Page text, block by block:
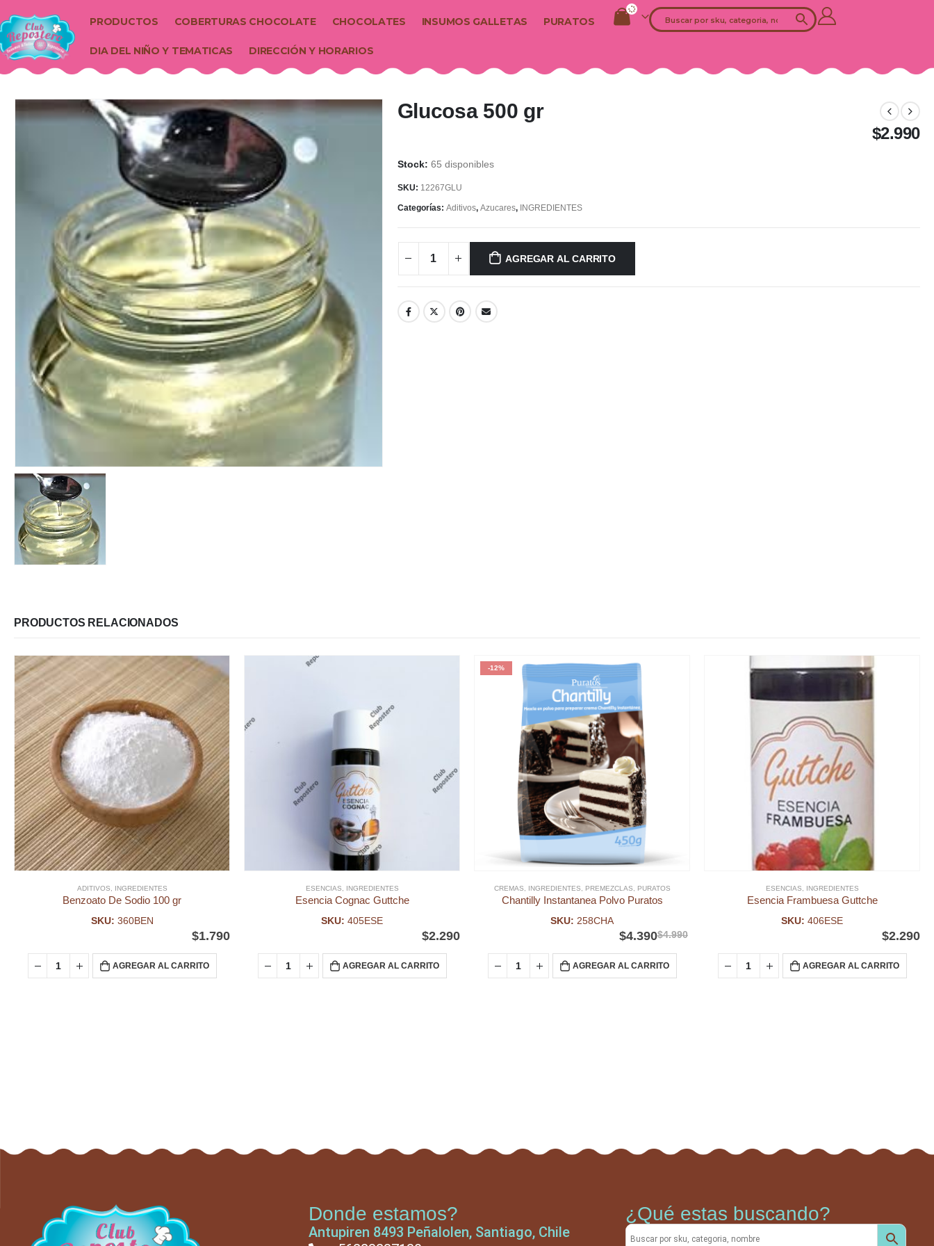
PRODUCTOS COBERTURAS CHOCOLATE CHOCOLATES INSUMOS GALLETAS PURATOS
DIA DEL NIÑO Y TEMATICAS DIRECCIÓN Y HORARIOS
Glucosa 500 gr
$2.990
65 disponibles
SKU: 12267GLU
Categorías: Aditivos, Azucares, INGREDIENTES
AGREGAR AL CARRITO
PRODUCTOS RELACIONADOS
ADITIVOS INGREDIENTES
Benzoato De Sodio 100 gr
SKU: 360BEN
$1.790
AGREGAR AL CARRITO
ESENCIAS INGREDIENTES
Esencia Cognac Guttche
SKU: 405ESE
$2.290
AGREGAR AL CARRITO
-12%
CREMAS INGREDIENTES PREMEZCLAS PURATOS
Chantilly Instantanea Polvo Puratos
SKU: 258CHA
$4.990
$4.390
AGREGAR AL CARRITO
ESENCIAS INGREDIENTES
Esencia Frambuesa Guttche
SKU: 406ESE
$2.290
AGREGAR AL CARRITO
Donde estamos?
Antupiren 8493 Peñalolen, Santiago, Chile
¿Qué estas buscando?